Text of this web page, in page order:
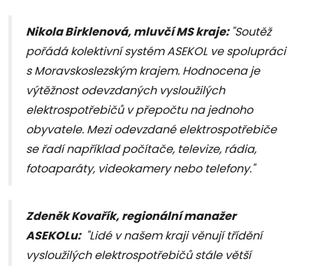
Nikola Birklenová, mluvčí MS kraje: "Soutěž
pořádá kolektivní systém ASEKOL ve spolupráci
s Moravskoslezským krajem. Hodnocena je
výtěžnost odevzdaných vysloužilých
elektrospotřebičů v přepočtu na jednoho
obyvatele. Mezi odevzdané elektrospotřebiče
se řadí například počítače, televize, rádia,
fotoaparáty, videokamery nebo telefony."
Zdeněk Kovařík, regionální manažer
ASEKOLu: "Lidé v našem kraji věnují třídění
vysloužilých elektrospotřebičů stále větší